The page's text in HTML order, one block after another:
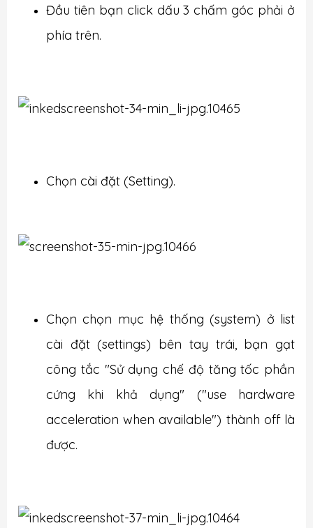
Đầu tiên bạn click dấu 3 chấm góc phải ở
phía trên.
Chọn cài đặt (Setting).
Chọn chọn mục hệ thống (system) ở list
cài đặt (settings) bên tay trái, bạn gạt
công tắc "Sử dụng chế độ tăng tốc phần
cứng khi khả dụng" ("use hardware
acceleration when available") thành off là
được.